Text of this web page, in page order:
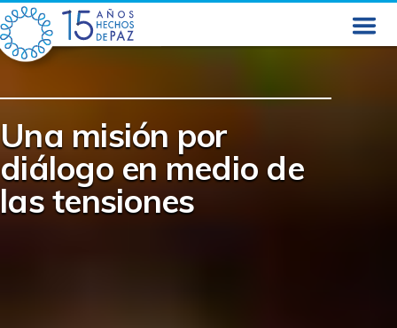
Skip
to
Una misión por
diálogo en medio de
las tensiones